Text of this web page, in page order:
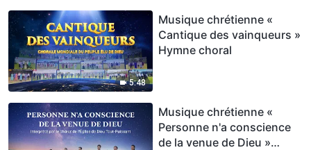
5:48
Musique chrétienne «
Cantique des vainqueurs »
Hymne choral
Musique chrétienne «
Personne n'a conscience
de la venue de Dieu »